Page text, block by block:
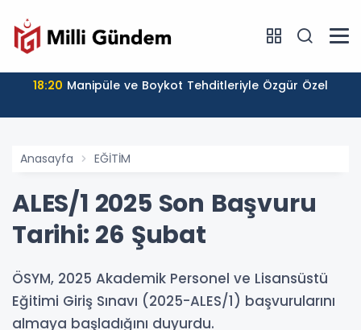
18:20 Manipüle ve Boykot Tehditleriyle Özgür Özel
Anasayfa EĞİTİM
ALES/1 2025 Son Başvuru
Tarihi: 26 Şubat
ÖSYM, 2025 Akademik Personel ve Lisansüstü
Eğitimi Giriş Sınavı (2025-ALES/1) başvurularını
almaya başladığını duyurdu.